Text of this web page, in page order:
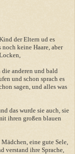
der Eltern ud es
keine Haare, aber
anderen und bald
und schon sprach es
sagen, und alles was
das wurde sie auch, sie
ihren großen blauen
eine gute Sele,
verstand ihre Sprache,